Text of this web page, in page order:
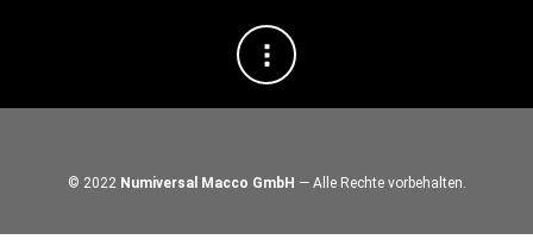
© 2022 Numiversal Macco GmbH — Alle Rechte vorbehalten.